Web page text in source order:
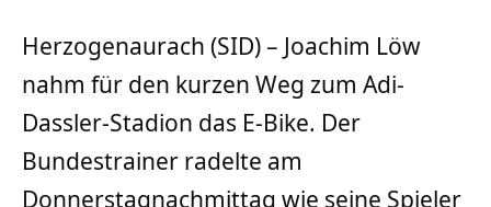
Herzogenaurach (SID) – Joachim Löw
nahm für den kurzen Weg zum Adi-
Dassler-Stadion das E-Bike. Der
Bundestrainer radelte am
Donnerstagnachmittag wie seine Spieler